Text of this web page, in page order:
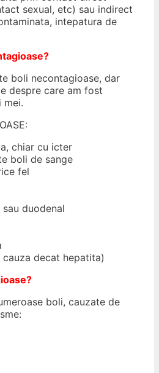
sexual, etc) sau indirect
intepatura de
boli necontagioase, dar
despre care am fost
mei.
chiar cu icter
boli de sange
fel
duodenal
decat hepatita)
boli, cauzate de